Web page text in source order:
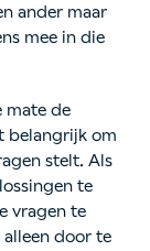
ander maar
mee in die
mate de
belangrijk om
stelt. Als
te
vragen te
door te